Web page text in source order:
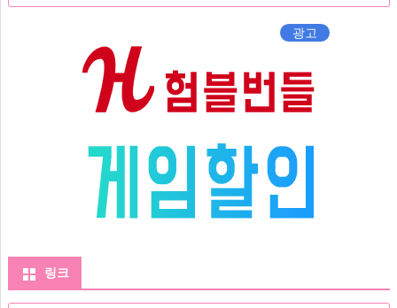
광고
링크